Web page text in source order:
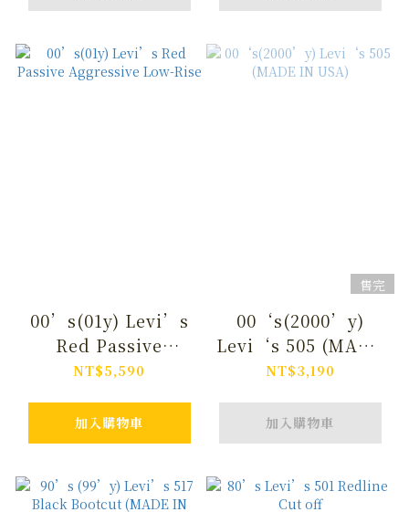
00’s(01y) Levi’s
Red Passive
Aggressive Low-
NT$5,590
加入購物車
售完
00‘s(2000’y)
Levi‘s 505 (MADE
IN USA)
NT$3,190
加入購物車